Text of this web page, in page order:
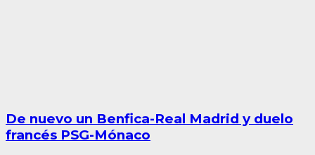
De nuevo un Benfica-Real Madrid y duelo
francés PSG-Mónaco